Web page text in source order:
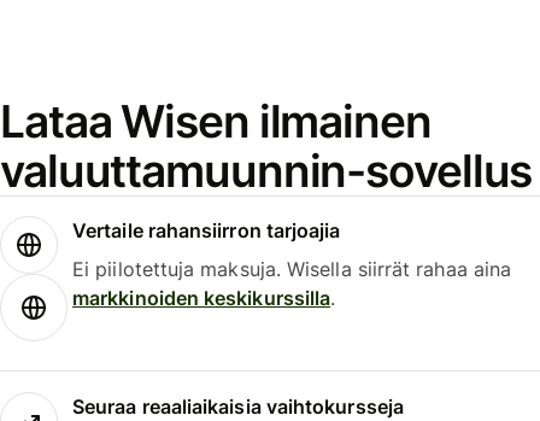
Lataa Wisen ilmainen
valuuttamuunnin-sovellus
Vertaile rahansiirron tarjoajia
Ei piilotettuja maksuja. Wisella siirrät rahaa aina
markkinoiden keskikurssilla.
Seuraa reaaliaikaisia vaihtokursseja